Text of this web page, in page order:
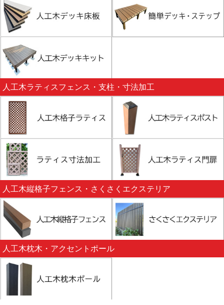
人工木ラティスフェンス・支柱・寸法加工
人工木縦格子フェンス・さくさくエクステリア
人工木枕木・アクセントポール